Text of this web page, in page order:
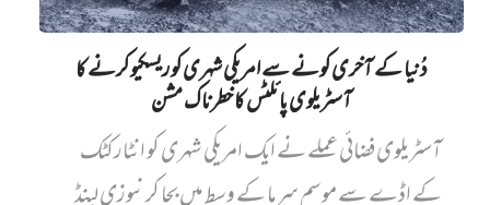
دُنیا کے آخری کونے سے امریکی شہری کو ریسکیو کرنے کا
آسٹریلوی پائلٹس کا خطرناک مشن
آسٹریلوی فضائی عملے نے ایک امریکی شہری کو انٹارکٹک